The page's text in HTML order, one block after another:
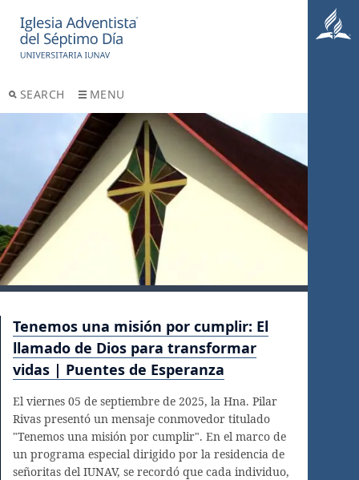
SEARCH MENU
Tenemos una misión por cumplir: El
llamado de Dios para transformar
vidas | Puentes de Esperanza
El viernes 05 de septiembre de 2025, la Hna. Pilar
Rivas presentó un mensaje conmovedor titulado
"Tenemos una misión por cumplir". En el marco de
un programa especial dirigido por la residencia de
señoritas del IUNAV, se recordó que cada individuo,